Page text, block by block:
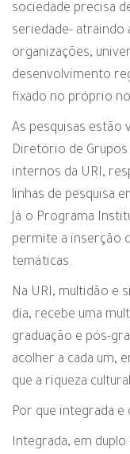
sociedade precisa
seriedade- atraindo
organizações;
desenvolvimento
fixado no próprio
As pesquisas estão
Diretório de Grupos
internos da URI,
linhas de pesquisa
Já o Programa
permite a inserção
temáticas.
Na URI, multidão e
dia, recebe uma
graduação e pós-
acolher a cada um,
que a riqueza
Por que integrada e
Integrada, em